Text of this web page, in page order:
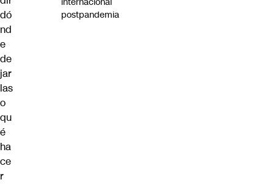
dó
nd
e
de
jar
las
o
qu
é
ha
ce
r
postpandemia